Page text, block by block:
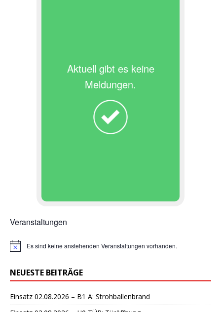
Aktuell gibt es keine
Meldungen.
Veranstaltungen
H
w
e
s
Es sind keine anstehenden Veranstaltungen vorhanden.
NEUESTE BEITRÄGE
Einsatz 02.08.2026 – B1 A: Strohballenbrand